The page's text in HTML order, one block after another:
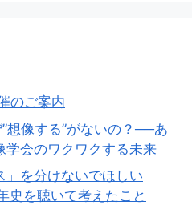
のご案内
想像する”がないの？──あ
学会のワクワクする未来
」を分けないでほしい
を聴いて考えたこと